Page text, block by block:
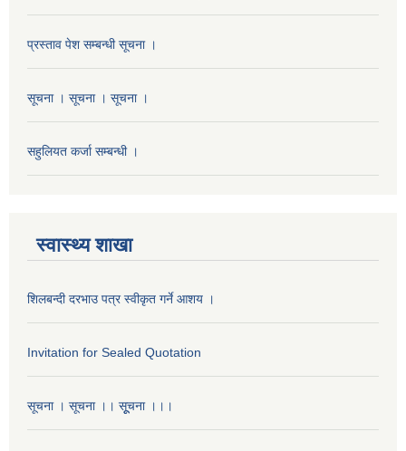
प्रस्ताव पेश सम्बन्धी सूचना ।
सूचना । सूचना । सूचना ।
सहुलियत कर्जा सम्बन्धी ।
स्वास्थ्य शाखा
शिलबन्दी दरभाउ पत्र स्वीकृत गर्ने आशय ।
Invitation for Sealed Quotation
सूचना । सूचना ।। सूूचना ।।।